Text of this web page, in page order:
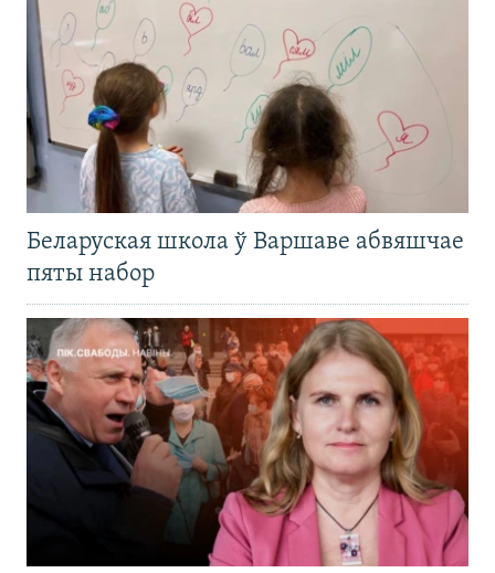
Беларуская школа ў Варшаве абвяшчае
пяты набор